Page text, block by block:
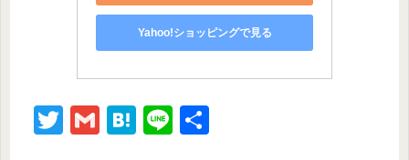
Yahoo!ショッピングで見る
T
G
H
Li